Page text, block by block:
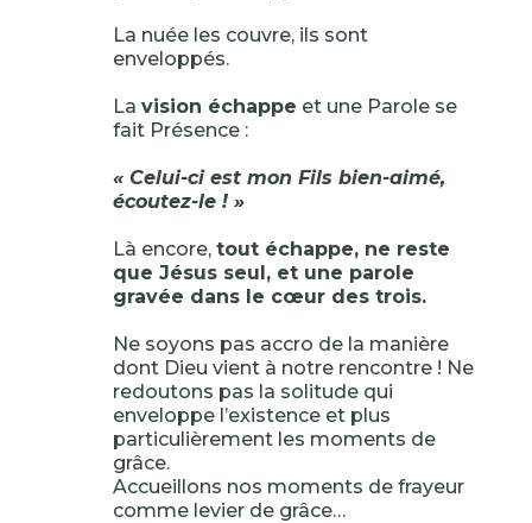
La nuée les couvre, ils sont
enveloppés.
La vision échappe et une Parole se
fait Présence :
« Celui-ci est mon Fils bien-aimé,
écoutez-le ! »
Là encore, tout échappe, ne reste
que Jésus seul, et une parole
gravée dans le cœur des trois.
Ne soyons pas accro de la manière
dont Dieu vient à notre rencontre ! Ne
redoutons pas la solitude qui
enveloppe l’existence et plus
particulièrement les moments de
grâce.
Accueillons nos moments de frayeur
comme levier de grâce…